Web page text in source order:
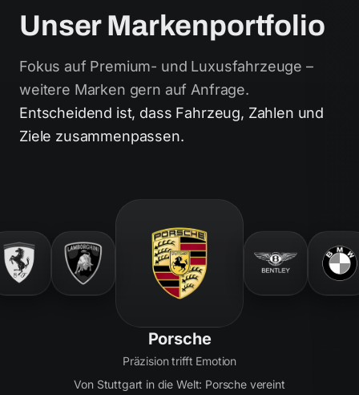
Unser Markenportfolio
Fokus auf Premium- und Luxusfahrzeuge –
weitere Marken gern auf Anfrage.
Entscheidend ist, dass Fahrzeug, Zahlen und
Ziele zusammenpassen.
Bentley
Handwerkskunst seit 1919
Britische Eleganz in Perfektion. Bentley verbindet